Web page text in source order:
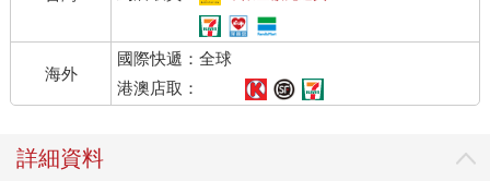
海外
國際快遞：全球
港澳店取：
詳細資料